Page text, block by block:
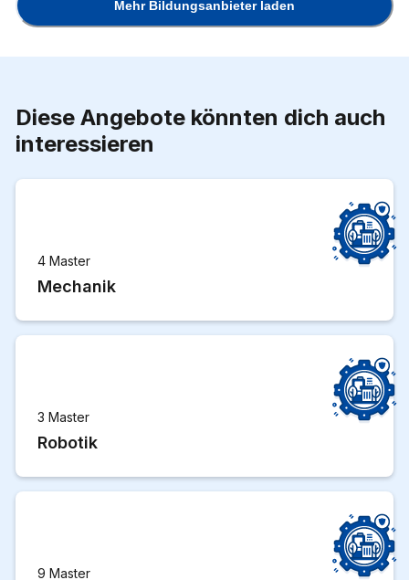
Mehr Bildungsanbieter laden
Diese Angebote könnten dich auch
interessieren
4 Master
Mechanik
3 Master
Robotik
9 Master